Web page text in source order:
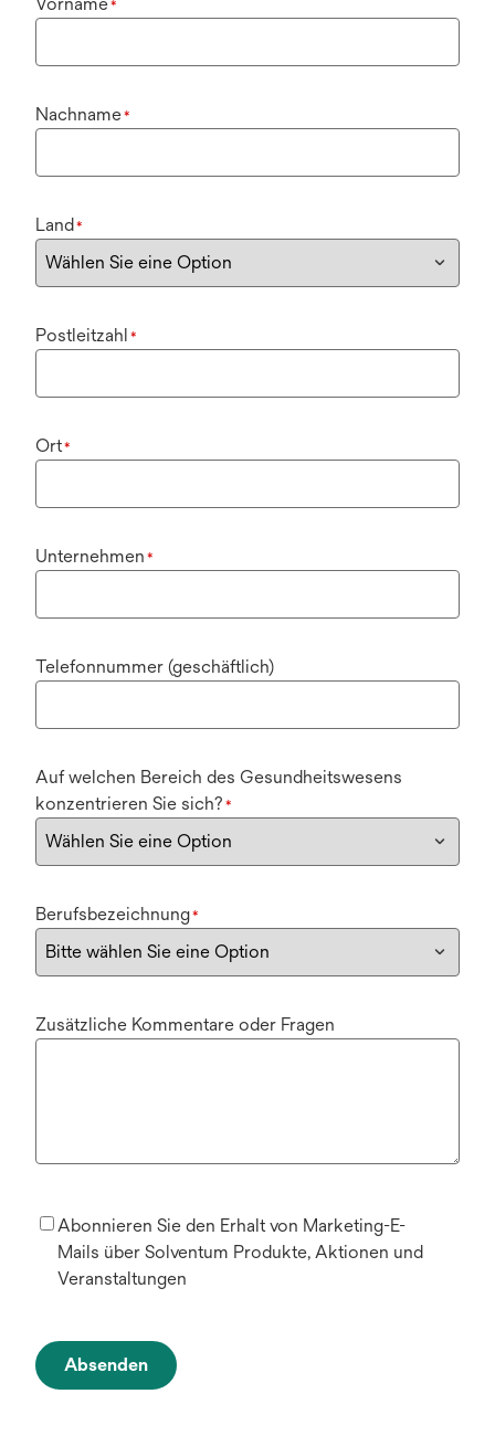
*
Nachname*
Land*
Postleitzahl *
Ort*
Unternehmen *
Telefonnummer (geschäftlich)
Auf welchen Bereich des Gesundheitswesens
konzentrieren Sie sich? *
Berufsbezeichnung*
Zusätzliche Kommentare oder Fragen
Abonnieren Sie den Erhalt von Marketing-E-
Mails über Solventum Produkte, Aktionen und
Veranstaltungen
Absenden